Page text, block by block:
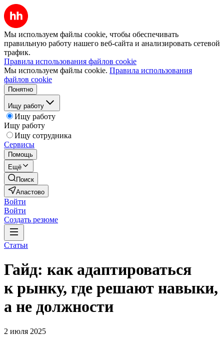
Мы используем файлы cookie, чтобы обеспечивать
правильную работу нашего веб-сайта и анализировать сетевой
трафик.
Правила использования файлов cookie
Мы используем файлы cookie. Правила использования
файлов cookie
Понятно
Ищу работу
Ищу работу
Ищу работу
Ищу сотрудника
Сервисы
Помощь
Ещё
Поиск
Апастово
Войти
Войти
Создать резюме
Статьи
Гайд: как адаптироваться
к рынку, где решают навыки,
а не должности
2 июля 2025